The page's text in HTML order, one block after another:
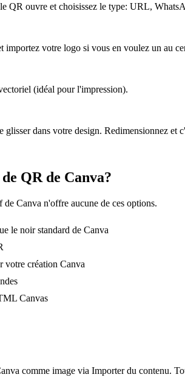
QR ouvre et choisissez le type: URL,
importez votre logo si vous en voulez un au
(idéal pour l'impression).
dans votre design. Redimensionnez et
QR de Canva?
Canva n'offre aucune de ces options.
le noir standard de Canva
votre création Canva
Canvas
comme image via Importer du contenu.